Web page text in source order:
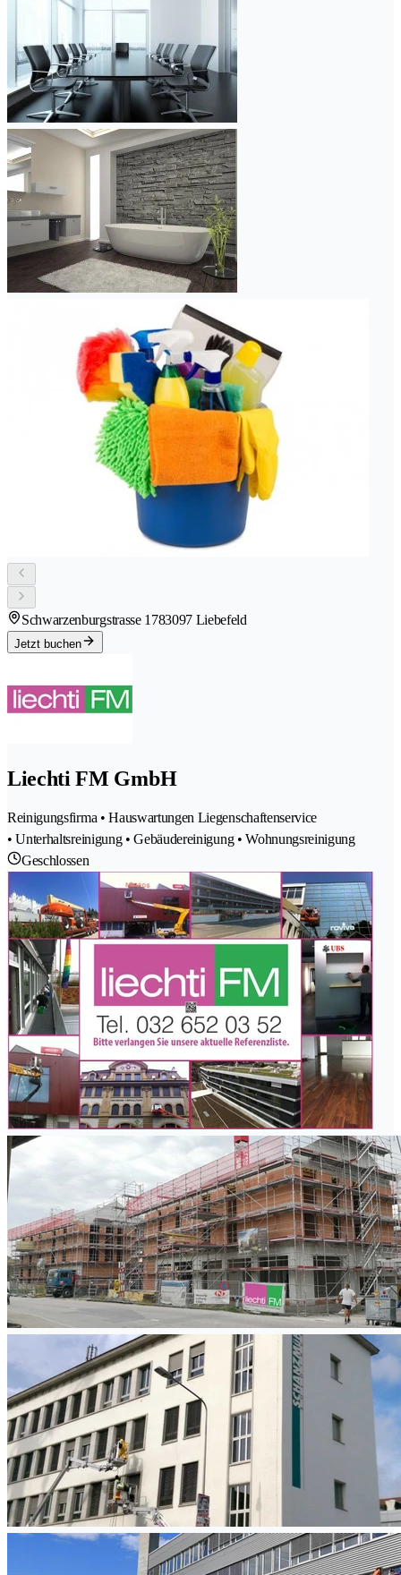
Schwarzenburgstrasse 1783097 Liebefeld
Jetzt buchen
Liechti FM GmbH
Reinigungsfirma • Hauswartungen Liegenschaftenservice
• Unterhaltsreinigung • Gebäudereinigung • Wohnungsreinigung
Geschlossen